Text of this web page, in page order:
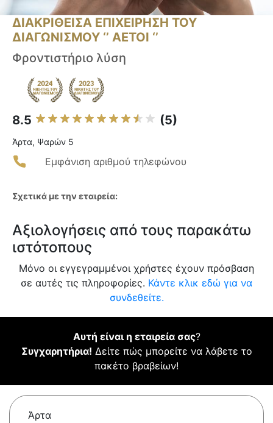
ΔΙΑΚΡΙΘΕΙΣΑ ΕΠΙΧΕΙΡΗΣΗ ΤΟΥ
ΔΙΑΓΩΝΙΣΜΟΥ ‘’ ΑΕΤΟΙ ‘’
Φροντιστήριο λύση
8.5 (5)
Άρτα, Ψαρών 5
Εμφάνιση αριθμού τηλεφώνου
Σχετικά με την εταιρεία:
Αξιολογήσεις από τους παρακάτω
ιστότοπους
Μόνο οι εγγεγραμμένοι χρήστες έχουν πρόσβαση
σε αυτές τις πληροφορίες. Κάντε κλικ εδώ για να
συνδεθείτε.
Αυτή είναι η εταιρεία σας?
Συγχαρητήρια! Δείτε πώς μπορείτε να λάβετε το
πακέτο βραβείων!
Άρτα